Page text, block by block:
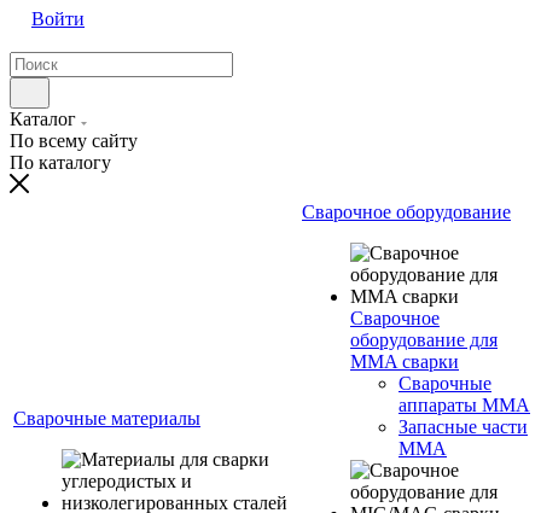
Войти
Каталог
По всему сайту
По каталогу
Сварочные материалы
Сварочное оборудование
Сварочное
оборудование для
MMA сварки
Сварочные
аппараты MMA
Запасные части
MMA